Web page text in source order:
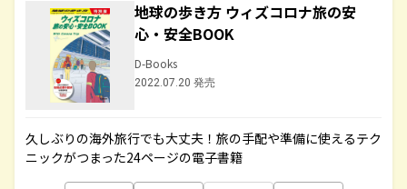
地球の歩き方 ウィズコロナ旅の安
心・安全BOOK
D-Books
2022.07.20 発売
久しぶりの海外旅行でも大丈夫！旅の手配や準備に使えるテク
ニックがつまった24ページの電子書籍